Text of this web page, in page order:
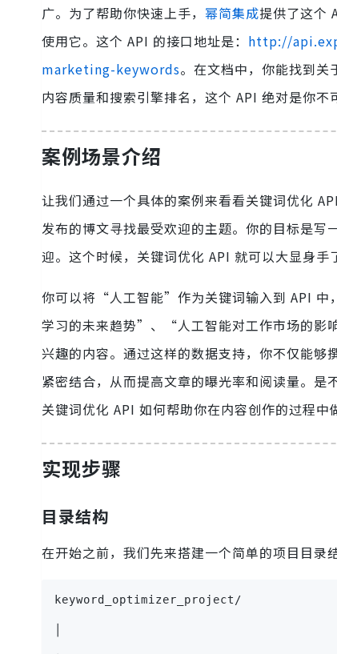
广。为了帮助你快速上手， 幂简集成提供了这个
使用它。这个 API 的接口地址是： http://
marketing-keywords。在文档中，你能找到关
内容质量和搜索引擎排名，这个 API 绝对是你不
案例场景介绍
让我们通过一个具体的案例来看看关键词优化
发布的博文寻找最受欢迎的主题。你的目标是
迎。这个时候，关键词优化 API 就可以大显身手
你可以将“人工智能”作为关键词输入到 API
学习的未来趋势”、“人工智能对工作市场的影
兴趣的内容。通过这样的数据支持，你不仅能
紧密结合，从而提高文章的曝光率和阅读量。是
关键词优化 API 如何帮助你在内容创作的过程中
实现步骤
目录结构
在开始之前，我们先来搭建一个简单的项目目录
keyword_optimizer_project/